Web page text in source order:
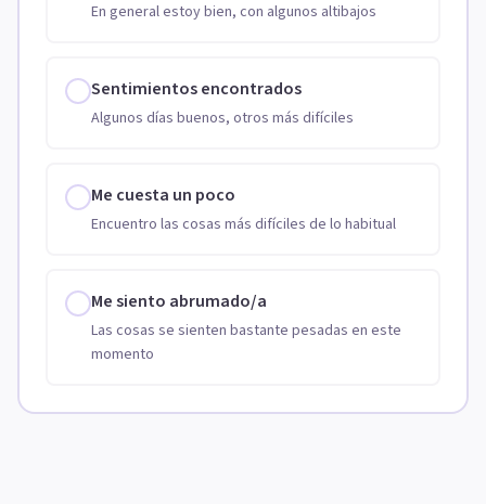
En general estoy bien, con algunos altibajos
Sentimientos encontrados
Algunos días buenos, otros más difíciles
Me cuesta un poco
Encuentro las cosas más difíciles de lo habitual
Me siento abrumado/a
Las cosas se sienten bastante pesadas en este
momento